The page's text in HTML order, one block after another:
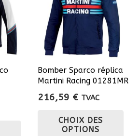
Bomber Sparco réplica
Martini Racing 01281MR
216,59 € TVAC
CHOIX DES
OPTIONS